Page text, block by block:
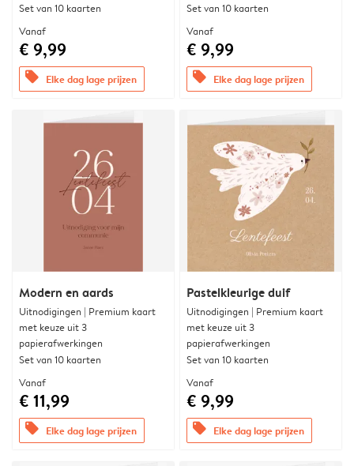
Set van 10 kaarten
Vanaf
€ 9,99
offers Elke dag lage prijzen
Set van 10 kaarten
Vanaf
€ 9,99
offers Elke dag lage prijzen
Modern en aards
Uitnodigingen | Premium kaart
met keuze uit 3
papierafwerkingen
Set van 10 kaarten
Vanaf
€ 11,99
offers Elke dag lage prijzen
Pastelkleurige duif
Uitnodigingen | Premium kaart
met keuze uit 3
papierafwerkingen
Set van 10 kaarten
Vanaf
€ 9,99
offers Elke dag lage prijzen